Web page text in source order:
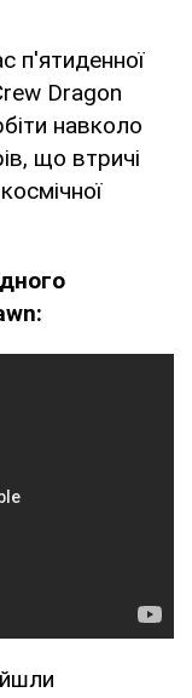
п'ятиденної
Dragon
навколо
що втричі